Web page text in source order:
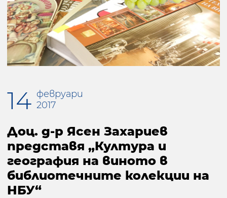
14 февруари
2017
Доц. д-р Ясен Захариев
представя „Култура и
география на виното в
библиотечните колекции на
НБУ“